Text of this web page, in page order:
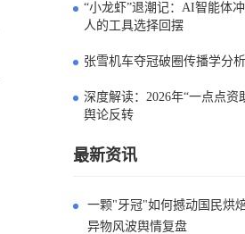
“小龙虾”退潮记：AI智能体
人的工具选择回摆
张雪机车夺冠破圈传播学分
深度解读：2026年“一点点资
舆论反转
最新资讯
一颗"牙冠"如何撼动国民烘
异物风波舆情复盘